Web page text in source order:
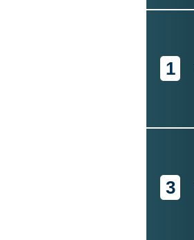
1
3